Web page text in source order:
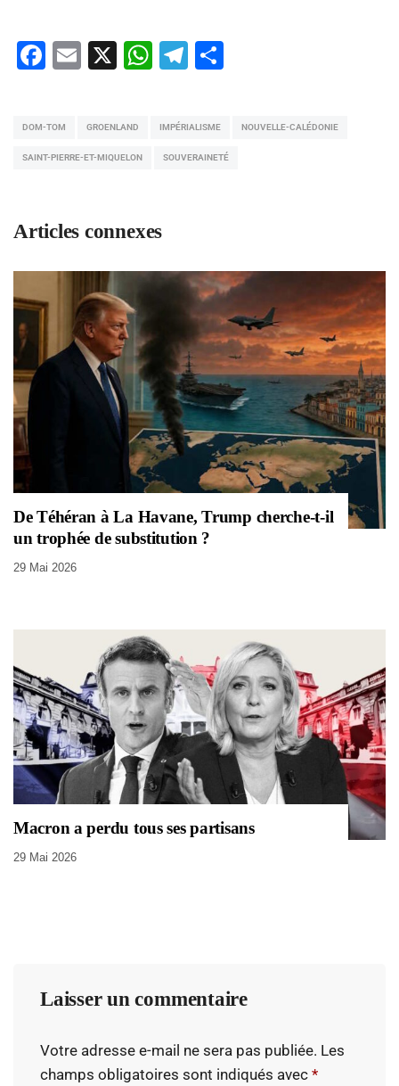
Facebook
Email
X WhatsApp
Telegram
DOM-TOM GROENLAND IMPÉRIALISME NOUVELLE-CALÉDONIE
SAINT-PIERRE-ET-MIQUELON SOUVERAINETÉ
Articles connexes
De Téhéran à La Havane, Trump cherche-t-il
un trophée de substitution ?
29 Mai 2026
Macron a perdu tous ses partisans
29 Mai 2026
Laisser un commentaire
Votre adresse e-mail ne sera pas publiée. Les
champs obligatoires sont indiqués avec *